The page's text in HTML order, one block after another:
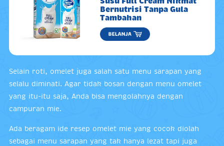
Bernutrisi Tanpa Gula
Tambahan
Selain roti, omelet juga salah satu menu sarapan yang
selalu diminati. Agar tidak bosan dengan menu omelet
yang itu-itu saja, Anda bisa mengolahnya dengan
campuran mie.
Ada beragam ide resep omelet mie yang cocok diolah
sebagai menu sarapan yang tak hanya lezat tapi juga